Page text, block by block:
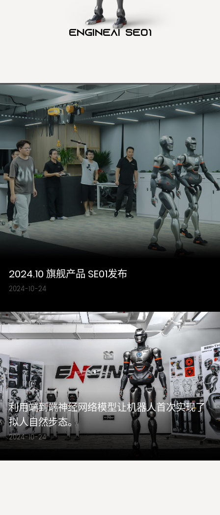
Engineai SE01
2024.10 旗舰产品 SE01发布
2024-10-24
利用端到端神经网络模型让机器人首次实现了
拟人自然步态。
2024-10-24